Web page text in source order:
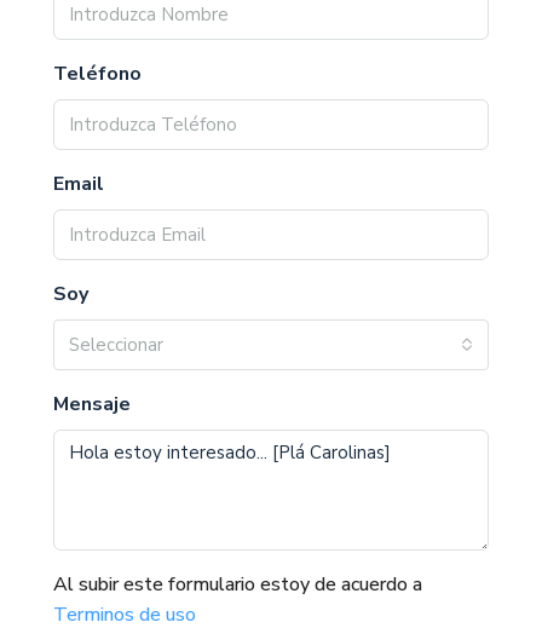
Teléfono
Email
Soy
Seleccionar
Mensaje
Al subir este formulario estoy de acuerdo a
Terminos de uso